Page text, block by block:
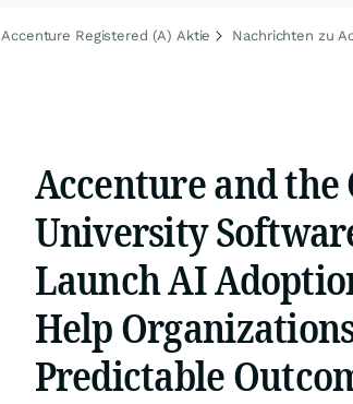
Accenture Registered (A) Aktie Nachrichten zu
Accenture and
University
Launch AI
Help
Predictable